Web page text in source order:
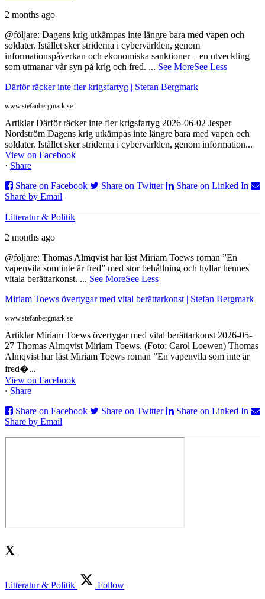
2 months ago
@följare: Dagens krig utkämpas inte längre bara med vapen och
soldater. Istället sker striderna i cybervärlden, genom
informationspåverkan och ekonomiska sanktioner – en utveckling
som utmanar vår syn på krig och fred. ... See MoreSee Less
Därför räcker inte fler krigsfartyg | Stefan Bergmark
www.stefanbergmark.se
Artiklar Därför räcker inte fler krigsfartyg 2026-06-02 Jesper
Nordström Dagens krig utkämpas inte längre bara med vapen och
soldater. Istället sker striderna i cybervärlden, genom information...
View on Facebook
· Share
Share on Facebook
Share on Twitter
Share on Linked In
Share by Email
Litteratur & Politik
2 months ago
@följare: Thomas Almqvist har läst Miriam Toews roman ”En
vapenvila som inte är fred” med stor behållning och hyllar hennes
vitala berättarkonst. ... See MoreSee Less
Miriam Toews övertygar med vital berättarkonst | Stefan Bergmark
www.stefanbergmark.se
Artiklar Miriam Toews övertygar med vital berättarkonst 2026-05-
27 Thomas Almqvist Miriam Toews. (Foto: Carol Loewen) Thomas
Almqvist har läst Miriam Toews roman ”En vapenvila som inte är
fred�...
View on Facebook
· Share
Share on Facebook
Share on Twitter
Share on Linked In
Share by Email
X
Litteratur & Politik
Follow